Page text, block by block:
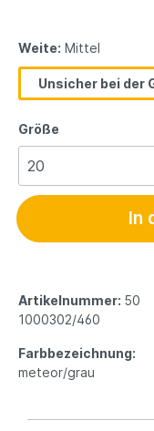
Weite: Mittel
Unsicher bei der
Größe
In
Artikelnummer: 50
1000302/460
Farbbezeichnung:
meteor/grau